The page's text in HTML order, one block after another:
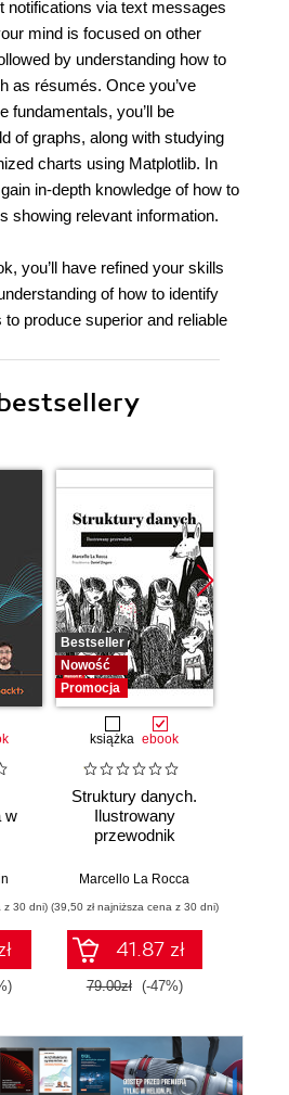
notifications via text messages
mind is focused on other
by understanding how to
as résumés. Once you’ve
fundamentals, you’ll be
of graphs, along with studying
charts using Matplotlib. In
in-depth knowledge of how to
showing relevant information.
you’ll have refined your skills
of how to identify
produce superior and reliable
w
z 30 dni)
Bestseller
Nowość
Promocja
książka ebook
Struktury danych.
Ilustrowany
przewodnik
Marcello La Rocca
(39,50 zł najniższa cena z 30 dni)
41.87 zł
79.00zł (-47%)